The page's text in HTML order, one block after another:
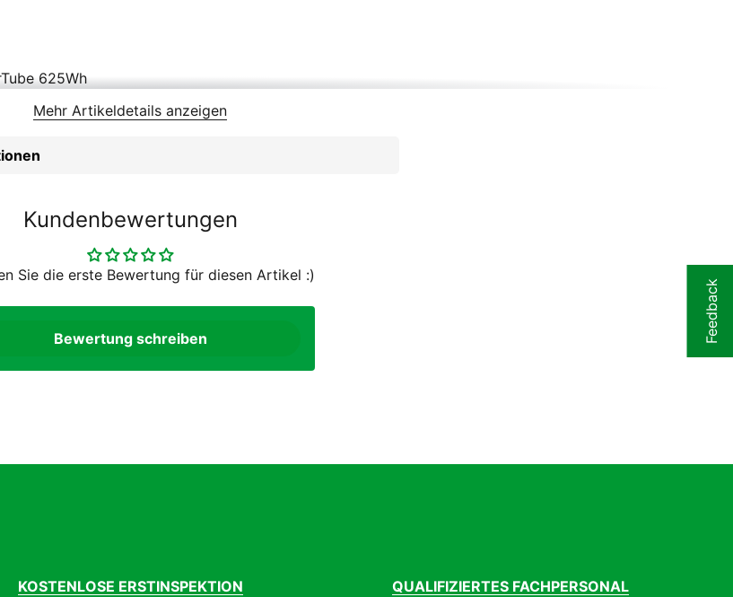
625Wh
MR-GO, 30 lux
Almotion, 55-584, Pannenschutz
Aluminium, 180mm / 160mm
geöst, Hohlkammerfelge, Aluminium
LG300-9, 11-41 Zähne
Mehr Artikeldetails anzeigen
Kundenbewertungen
Sie die erste Bewertung für diesen Artikel :)
Bewertung schreiben
KOSTENLOSE ERSTINSPEKTION QUALIFIZIERTES FACHPERSONAL
Feedback